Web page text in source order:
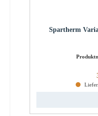
Spartherm